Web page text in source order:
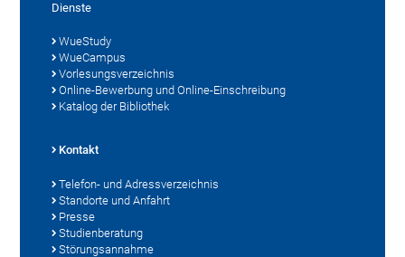
Dienste
WueStudy
WueCampus
Vorlesungsverzeichnis
Online-Bewerbung und Online-Einschreibung
Katalog der Bibliothek
Kontakt
Telefon- und Adressverzeichnis
Standorte und Anfahrt
Presse
Studienberatung
Störungsannahme